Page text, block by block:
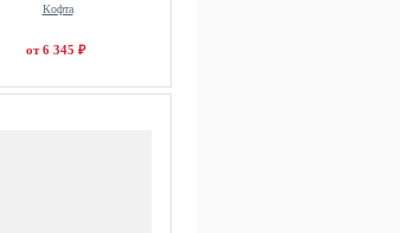
Кофта
от 6 345 ₽